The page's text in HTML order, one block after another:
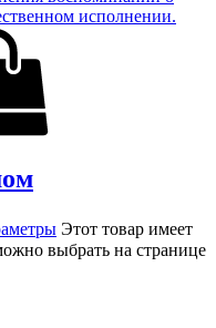
Этот товар имеет
выбрать на странице